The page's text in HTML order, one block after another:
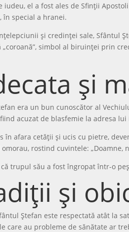
iudeu, el a fost ales de Sfinții
în special a hranei.
și credinței sale, Sfântul
„coroană”, simbol al biruinței prin
și
era un bun cunoscător al
acuzat de blasfemie la adresa
în afara cetății și ucis cu pietre,
rostind cuvintele: „Doamne,
că trupul său a fost îngropat într-o
și
Ștefan este respectată atât la
care au probleme de sănătate ar